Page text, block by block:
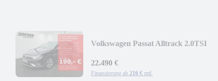
Volkswagen Passat Alltrack 2.0TSI
22.490 €
Finanzierung ab 216 € mtl.